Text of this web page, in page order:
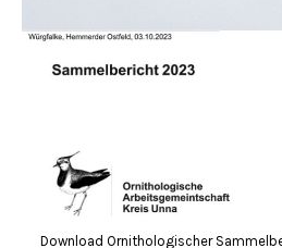
Download Ornithologischer